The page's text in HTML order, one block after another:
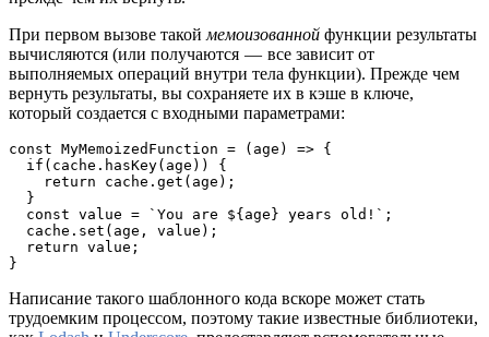
При первом вызове такой мемоизованной функции результаты
вычисляются (или получаются — все зависит от
выполняемых операций внутри тела функции). Прежде чем
вернуть результаты, вы сохраняете их в кэше в ключе,
который создается с входными параметрами:
const MyMemoizedFunction = (age) => {
}
Написание такого шаблонного кода вскоре может стать
трудоемким процессом, поэтому такие известные библиотеки,